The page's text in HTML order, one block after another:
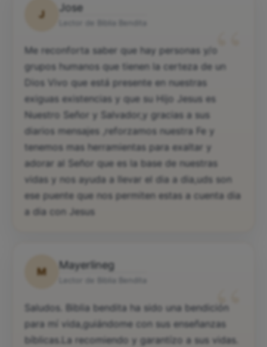
J
Jose
“
Me reconforta saber que hay personas y/o
grupos humanos que tienen la certeza de un
Dios Vivo que está presente en nuestras
exiguas existencias y que su Hijo Jesus es
Nuestro Señor y Salvador,y gracias a sus
diarios mensajes ,reforzamos nuestra Fe y
tenemos mas herramientas para exaltar y
adorar al Señor que es la base de nuestras
vidas y nos ayuda a llevar el dia a dia,uds son
ese puente que nos permiten estas a cuenta dia
a dia con Jesus
M
Mayerlineg
“
Saludos. Biblia bendita ha sido una bendición
para mí vida,guiándome con sus enseñanzas
bíblicas.La recomiendo y garantízo a sus vidas.